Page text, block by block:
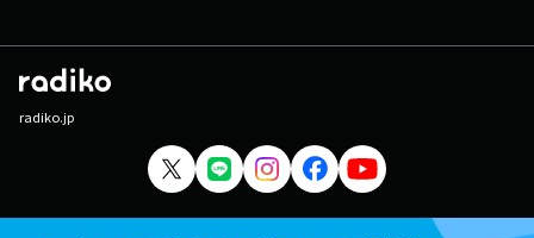
radiko.jp